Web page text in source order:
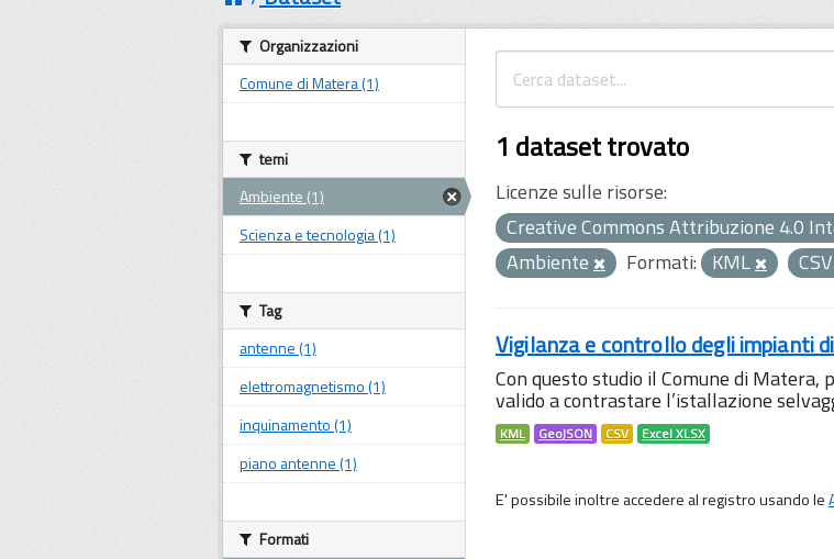
1 dataset trovato
Licenze sulle risorse:
Creative Commons Attribuzione 4.0
Ambiente
Formati: KML CSV
Vigilanza e controllo degli impianti
Con questo studio il Comune di
valido a contrastare l’istallazione
KML GeoJSON CSV Excel XLSX
E' possibile inoltre accedere al registro usando le
Organizzazioni
Comune di Matera (1)
temi
Ambiente (1)
Scienza e tecnologia (1)
Tag
antenne (1)
elettromagnetismo (1)
inquinamento (1)
piano antenne (1)
Formati